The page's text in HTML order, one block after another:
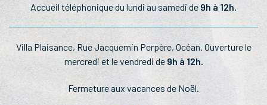
Accueil téléphonique du lundi au samedi de9h à 12h.
Villa Plaisance, Rue Jacquemin Perpère, Océan. Ouverture le
mercredi et le vendredi de 9h à 12h.
Fermeture aux vacances de Noël.